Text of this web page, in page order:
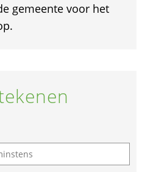
gemeente voor het